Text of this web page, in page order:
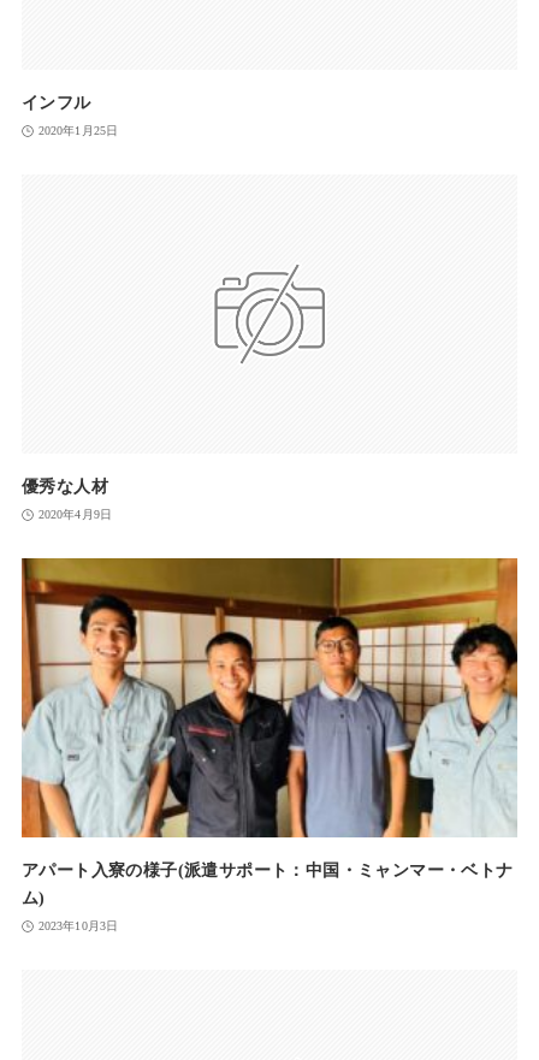
インフル
2020年1月25日
優秀な人材
2020年4月9日
アパート入寮の様子(派遣サポート：中国・ミャンマー・ベトナ
ム)
2023年10月3日